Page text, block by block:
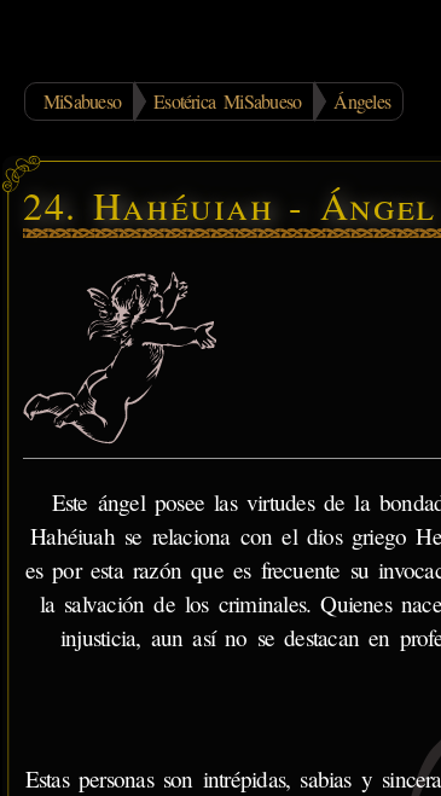
MiSabueso Esotérica MiSabueso Ángeles
24. Hahéuiah -
Este ángel posee las virtudes de la
Hahéiuah se relaciona con el dios griego
es por esta razón que es frecuente su
la salvación de los criminales. Quienes
injusticia, aun así no se destacan en
Estas personas son intrépidas, sabias y